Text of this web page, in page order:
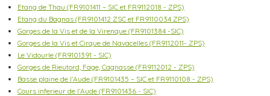
Etang de Thau (FR9101411 – SIC et FR9112018 - ZPS)
Etang du Bagnas (FR9101412 ZSC et FR9110034 ZPS)
Gorges de la Vis et de la Virenque (FR9101384 -SIC)
Gorges de la Vis et Cirque de Navacelles (FR9112011- ZPS)
Le Vidourle (FR9101391 - SIC)
Gorges de Rieutord, Fage, Cagnasse (FR9112012 - ZPS)
Basse plaine de l’Aude (FR9101435 – SIC et FR9110108 - ZPS)
Cours inferieur de l’Aude (FR9101436 - SIC)